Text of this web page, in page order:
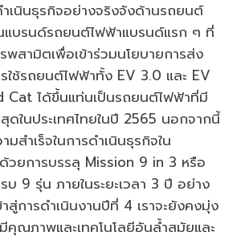
เนินธุรกิจอย่างจริงจังด้านรถยนต์
แบรนด์รถยนต์ไฟฟ้าแบรนด์แรก ๆ ที่
สามิตเพื่อเข้าร่วมนโยบายการส่ง
ใช้รถยนต์ไฟฟ้าทั้ง EV 3.0 และ EV
Cat ได้ขึ้นแท่นเป็นรถยนต์ไฟฟ้าที่มี
ในประเทศไทยในปี 2565 นอกจากนี้
สำเร็จในการดำเนินธุรกิจใน
วยการบรรลุ Mission 9 in 3 หรือ
9 รุ่น ภายในระยะเวลา 3 ปี อย่าง
สู่การดำเนินงานปีที่ 4 เราจะยังคงมุ่ง
ณภาพและเทคโนโลยีอันล้ำสมัยและ